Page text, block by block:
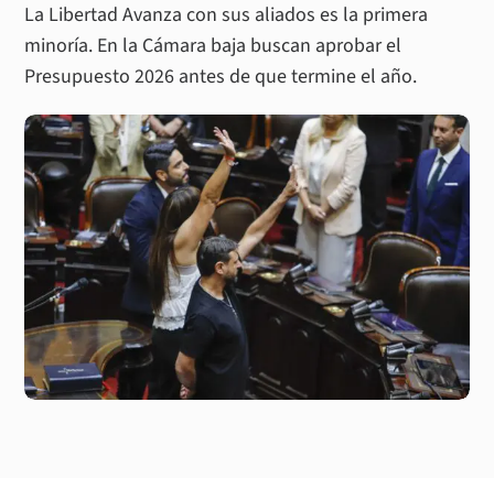
La Libertad Avanza con sus aliados es la primera
minoría. En la Cámara baja buscan aprobar el
Presupuesto 2026 antes de que termine el año.